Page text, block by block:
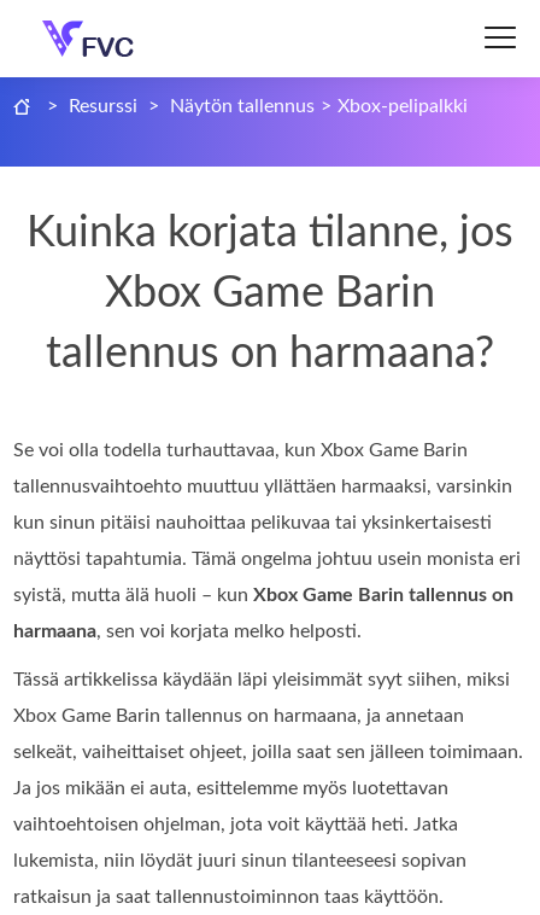
> Resurssi > Näytön tallennus > Xbox-pelipalkki
Kuinka korjata tilanne, jos
Xbox Game Barin
tallennus on harmaana?
Se voi olla todella turhauttavaa, kun Xbox Game Barin
tallennusvaihtoehto muuttuu yllättäen harmaaksi, varsinkin
kun sinun pitäisi nauhoittaa pelikuvaa tai yksinkertaisesti
näyttösi tapahtumia. Tämä ongelma johtuu usein monista eri
syistä, mutta älä huoli – kunXbox Game Barin tallennus on
harmaana, sen voi korjata melko helposti.
Tässä artikkelissa käydään läpi yleisimmät syyt siihen, miksi
Xbox Game Barin tallennus on harmaana, ja annetaan
selkeät, vaiheittaiset ohjeet, joilla saat sen jälleen toimimaan.
Ja jos mikään ei auta, esittelemme myös luotettavan
vaihtoehtoisen ohjelman, jota voit käyttää heti. Jatka
lukemista, niin löydät juuri sinun tilanteeseesi sopivan
ratkaisun ja saat tallennustoiminnon taas käyttöön.